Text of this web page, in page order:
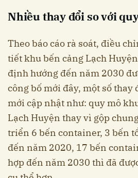
Nhiều thay đổi so với
Theo báo cáo rà soát, điều
tiết khu bến cảng Lạch
định hướng đến năm 2030
công bố mới đây, một số thay
mới cập nhật như: quy mô
Lạch Huyện thay vì gộp
triển 6 bến container, 3 bến
đến năm 2020, 17 bến
hợp đến năm 2030 thì đã